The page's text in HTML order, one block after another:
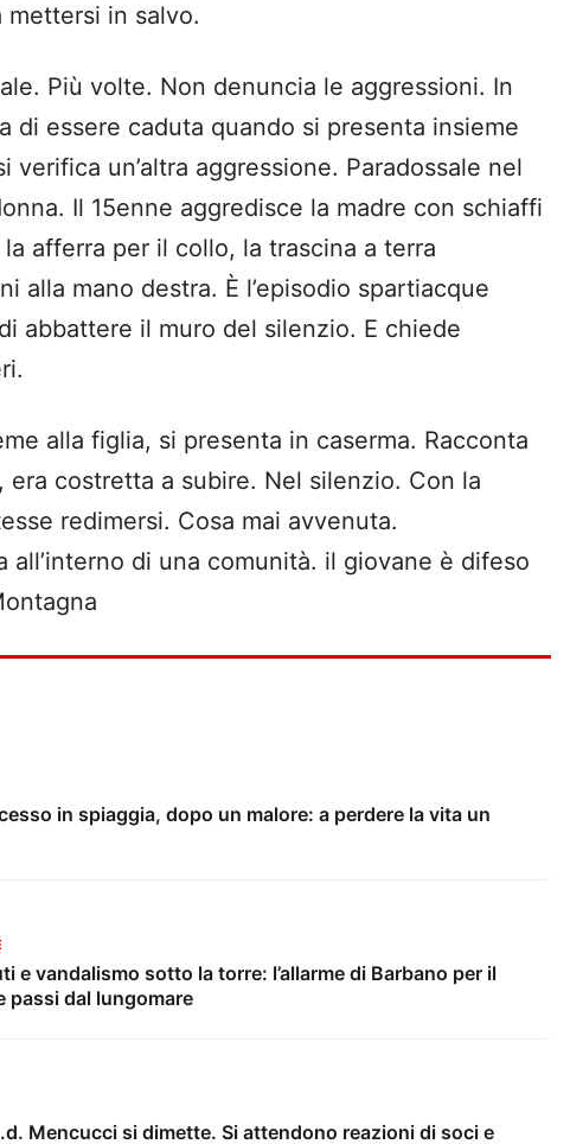
in salvo.
Più volte. Non denuncia le aggressioni. In
di essere caduta quando si presenta insieme
verifica un’altra aggressione. Paradossale nel
Il 15enne aggredisce la madre con schiaffi
afferra per il collo, la trascina a terra
alla mano destra. È l’episodio spartiacque
abbattere il muro del silenzio. E chiede
alla figlia, si presenta in caserma. Racconta
costretta a subire. Nel silenzio. Con la
redimersi. Cosa mai avvenuta.
all’interno di una comunità. il giovane è difeso
in spiaggia, dopo un malore: a perdere la vita un
e vandalismo sotto la torre: l’allarme di Barbano per il
passi dal lungomare
Mencucci si dimette. Si attendono reazioni di soci e